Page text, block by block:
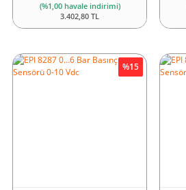
(%1,00 havale indirimi)
3.402,80 TL
%15